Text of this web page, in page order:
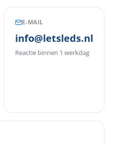
E-MAIL
info@letsleds.nl
Reactie binnen 1 werkdag